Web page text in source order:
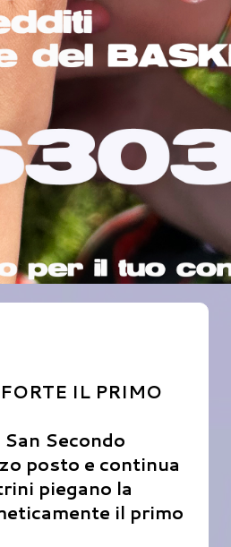
IL PRIMO
Secondo
posto e continua
piegano la
il primo